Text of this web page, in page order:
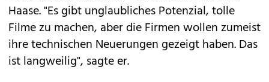
Haase. "Es gibt unglaubliches Potenzial, tolle
Filme zu machen, aber die Firmen wollen zumeist
ihre technischen Neuerungen gezeigt haben. Das
ist langweilig", sagte er.